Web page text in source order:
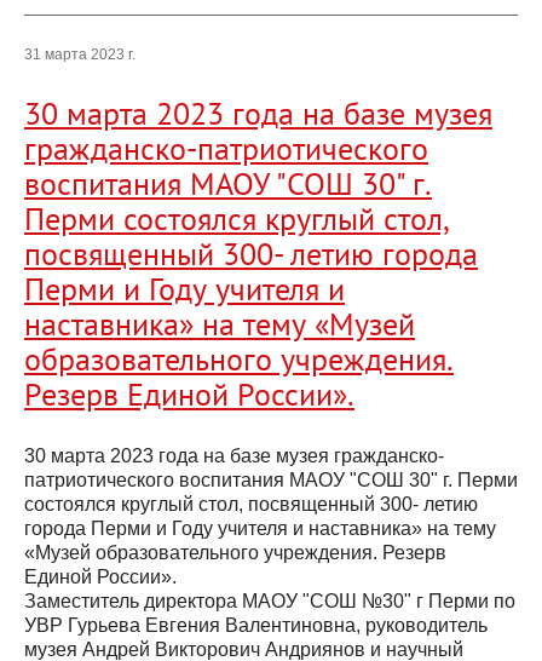
31 марта 2023 г.
30 марта 2023 года на базе музея
гражданско-патриотического
воспитания МАОУ "СОШ 30" г.
Перми состоялся круглый стол,
посвященный 300- летию города
Перми и Году учителя и
наставника» на тему «Музей
образовательного учреждения.
Резерв Единой России».
30 марта 2023 года на базе музея гражданско-
патриотического воспитания МАОУ "СОШ 30" г. Перми
состоялся круглый стол, посвященный 300- летию
города Перми и Году учителя и наставника» на тему
«Музей образовательного учреждения. Резерв
Единой России».
Заместитель директора МАОУ "СОШ №30" г Перми по
УВР Гурьева Евгения Валентиновна, руководитель
музея Андрей Викторович Андриянов и научный